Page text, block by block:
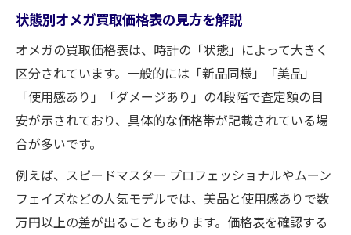
状態別オメガ買取価格表の見方を解説
オメガの買取価格表は、時計の「状態」によって大きく
区分されています。一般的には「新品同様」「美品」
「使用感あり」「ダメージあり」の4段階で査定額の目
安が示されており、具体的な価格帯が記載されている場
合が多いです。
例えば、スピードマスター プロフェッショナルやムーン
フェイズなどの人気モデルでは、美品と使用感ありで数
万円以上の差が出ることもあります。価格表を確認する